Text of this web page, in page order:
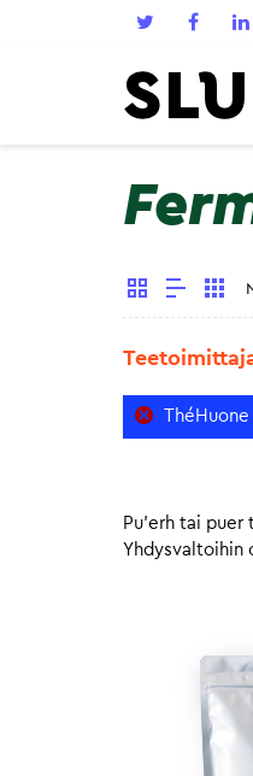
ThéHuone
Pu’erh tai
Yhdysvaltoihin